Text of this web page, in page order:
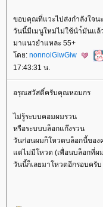
ขอบคุณที่แวะไปส่งกำลังใจน
วันนี้มีเมนูใหม่ไม่ใช้นำ้มันแล้
มาแนวยำแหละ 55+
ดย: nonnoiGiwGiw
17:43:31 น.
อรุณสวัสดิ์ครับคุณหอมกร
ไม่รู้ระบบคอมผมรวน
หรือระบบบล็อกแก๊งรวน
วันก่อนผมก็โหวตบล็อกนี้ขอ
ต่ไม่มีโหวต (เพื่อนบล็อกที่ผ
วันนี้ก็เลยมาโหวตอีกรอบครับ